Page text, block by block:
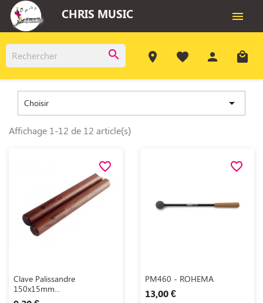
CHRIS MUSIC 
search room favorite person local_mall
Choisir 
Affichage 1-12 de 12 article(s)
Aperçu rapide
Clave Palissandre
150x15mm...
favorite_border
 Aperçu rapide
PM460 - ROHEMA
13,00 €
favorite_border